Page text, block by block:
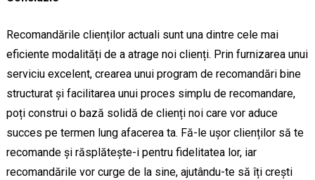
Recomandările clienților actuali sunt una dintre cele mai
eficiente modalități de a atrage noi clienți. Prin furnizarea unui
serviciu excelent, crearea unui program de recomandări bine
structurat și facilitarea unui proces simplu de recomandare,
poți construi o bază solidă de clienți noi care vor aduce
succes pe termen lung afacerea ta. Fă-le ușor clienților să te
recomande și răsplătește-i pentru fidelitatea lor, iar
recomandările vor curge de la sine, ajutându-te să îți crești